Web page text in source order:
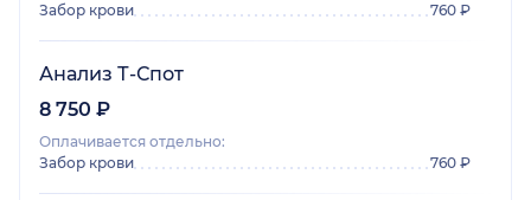
Забор крови
760 ₽
Анализ Т-Спот
8 750 ₽
Оплачивается отдельно:
Забор крови
760 ₽